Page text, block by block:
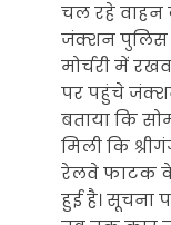
चल रहे वाहन
जंक्शन पुलिस
मोर्चरी में
पर पहुंचे जंक्शन
बताया कि
मिली कि
रेलवे फाटक के
हुई है। सूचना